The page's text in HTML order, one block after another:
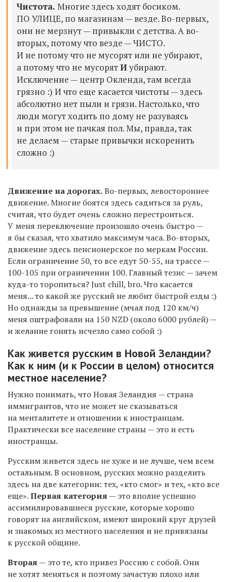
Чистота. Многие здесь ходят босиком.
ПО УЛИЦЕ, по магазинам — везде. Во-первых,
они не мерзнут — привыкли с детства. А во-
вторых, потому что везде — ЧИСТО.
И не потому что не мусорят или не убирают,
а потому что не мусорятИубирают.
Исключение — центр Окленда, там всегда
грязно :) И что еще касается чистоты — здесь
абсолютно нет пыли и грязи. Настолько, что
люди могут ходить по дому не разуваясь
и при этом не пачкая пол. Мы, правда, так
не делаем — старые привычки искоренить
сложно :)
Движение на дорогах.Во-первых, левостороннее
движение. Многие боятся здесь садиться за руль,
считая, что будет очень сложно перестроиться.
У меня переключение произошло очень быстро —
я бы сказал, что хватило максимум часа. Во-вторых,
движение здесь пенсионерское по меркам России.
Если ограничение 50, то все едут 50-55, на трассе —
100-105 при ограничении 100. Главный тезис — зачем
куда-то торопиться? Just chill, bro. Что касается
меня... то какой же русский не любит быстрой езды :)
Но однажды за превышение (мчал под 120 км/ч)
меня оштрафовали на 150 NZD (около 6000 рублей) —
и желание гонять исчезло само собой :)
Как живется русским в Новой Зеландии?
Как к ним (и к России в целом) относится
местное население?
Нужно понимать, что Новая Зеландия — страна
иммигрантов, что не может не сказываться
на менталитете и отношении к иностранцам.
Практически все население страны — это и есть
иностранцы.
Русским живется здесь не хуже и не лучше, чем всем
остальным. В основном, русских можно разделить
здесь на две категории: тех, «кто смог» и тех, «кто все
еще».Первая категория — это вполне успешно
ассимилировавшиеся русские, которые хорошо
говорят на английском, имеют широкий круг друзей
и знакомых из местного населения и не привязаны
к русской общине.
Вторая — это те, кто привез Россию с собой. Они
не хотят меняться и поэтому зачастую плохо или